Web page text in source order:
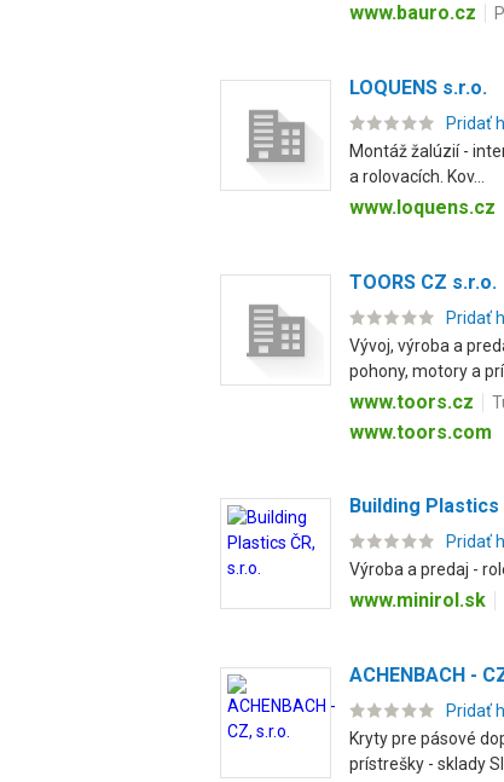
www.bauro.cz
LOQUENS s.r.o.
Pridať
Montáž žalúzií -
a rolovacích. Kov...
www.loquens.cz
TOORS CZ s.r.o.
Pridať
Vývoj, výroba a
pohony, motory a
www.toors.cz
www.toors.com
Building Plastics
Pridať
Výroba a predaj -
www.minirol.sk
ACHENBACH -
Pridať
Kryty pre pásové
prístrešky - sklady SI...